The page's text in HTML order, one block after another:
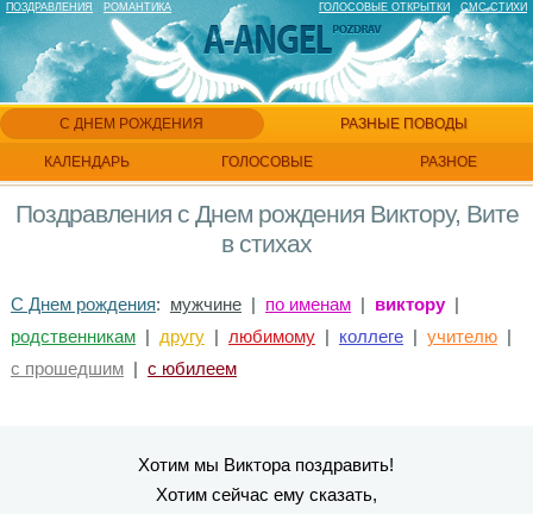
ПОЗДРАВЛЕНИЯ РОМАНТИКА ГОЛОСОВЫЕ ОТКРЫТКИ СМС СТИХИ
С ДНЕМ РОЖДЕНИЯ РАЗНЫЕ ПОВОДЫ
ГОЛОСОВЫЕ
КАЛЕНДАРЬ РАЗНОЕ
Поздравления с Днем рождения Виктору, Вите
в стихах
С Днем рождения: мужчине| по именам| виктору|
родственникам| другу| любимому| коллеге| учителю|
с прошедшим| с юбилеем
Хотим мы Виктора поздравить!
Хотим сейчас ему сказать,